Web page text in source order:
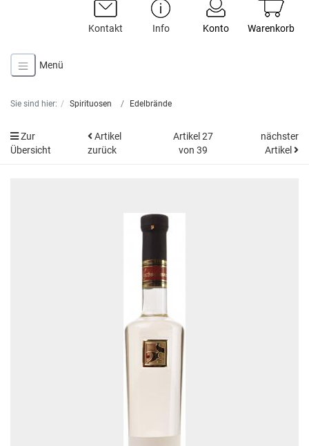
Warenkorb
Konto
Info
Kontakt
Menü
Sie sind hier: Spirituosen Edelbrände
Zur
Übersicht
Artikel
zurück
Artikel 27
von 39
nächster
Artikel